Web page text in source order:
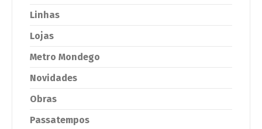
Linhas
Lojas
Metro Mondego
Novidades
Obras
Passatempos